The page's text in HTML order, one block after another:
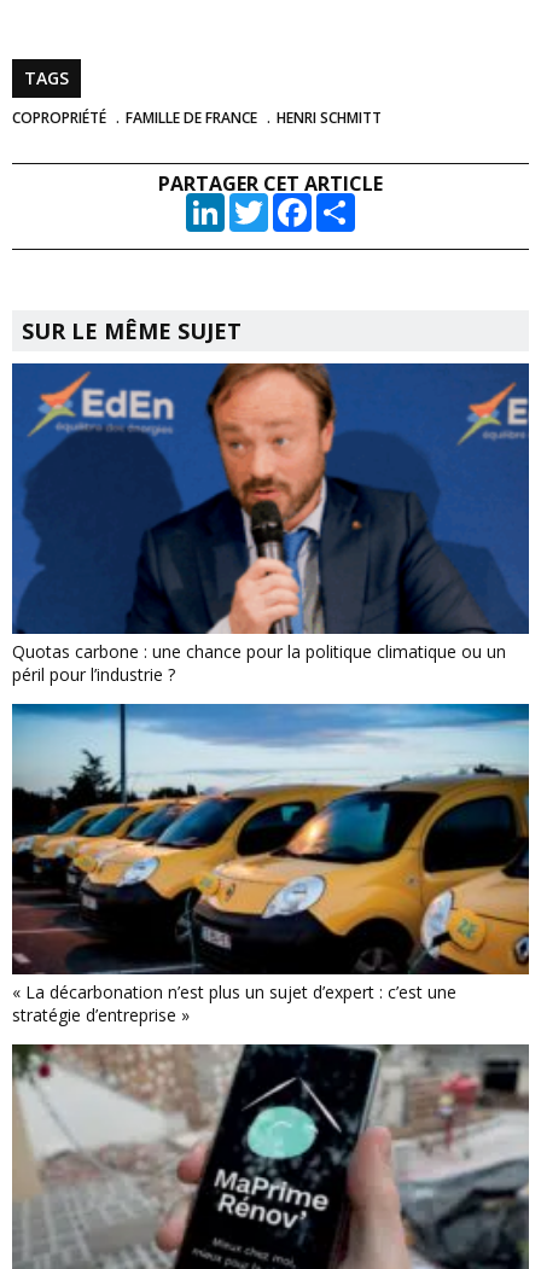
TAGS
COPROPRIÉTÉ FAMILLE DE FRANCE HENRI SCHMITT
PARTAGER CET ARTICLE
LinkedInTwitterFacebook
SUR LE MÊME SUJET
Quotas carbone : une chance pour la politique climatique ou un
péril pour l’industrie ?
« La décarbonation n’est plus un sujet d’expert : c’est une
stratégie d’entreprise »